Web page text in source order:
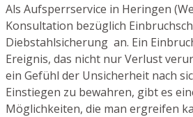
Als Aufsperrservice in Heringen
Konsultation bezüglich
Diebstahlsicherung an. Ein
Ereignis, das nicht nur Verlust
ein Gefühl der Unsicherheit nach
Einstiegen zu bewahren, gibt es
Möglichkeiten, die man ergreifen